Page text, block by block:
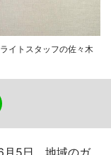
イトスタッフの佐々木
5日、地域のガ